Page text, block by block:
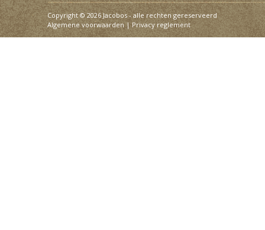
Copyright © 2026 Jacobos - alle rechten gereserveerd
Algemene voorwaarden|Privacy reglement